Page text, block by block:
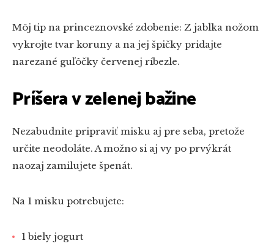
Môj tip na princeznovské zdobenie: Z jablka nožom
vykrojte tvar koruny a na jej špičky pridajte
narezané guľôčky červenej ríbezle.
Príšera v zelenej bažine
Nezabudnite pripraviť misku aj pre seba, pretože
určite neodoláte. A možno si aj vy po prvýkrát
naozaj zamilujete špenát.
Na 1 misku potrebujete:
1 biely jogurt